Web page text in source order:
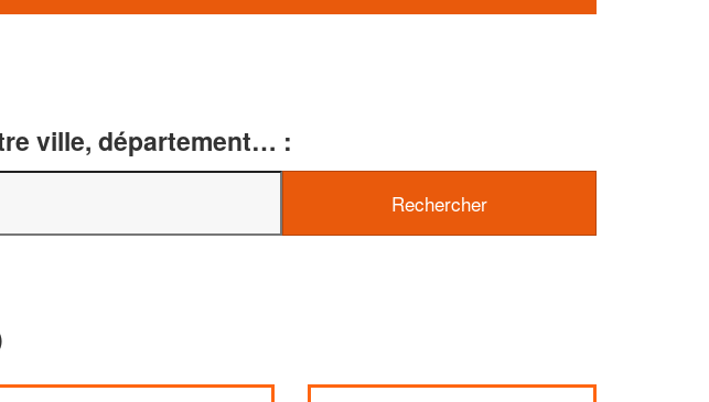
ville, département… :
✕
nouveaux clients!